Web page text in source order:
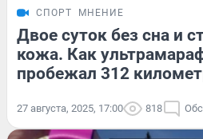
СПОРТ МНЕНИЕ
Двое суток без сна и
кожа. Как
пробежал 312
27 августа, 2025, 17:00 818